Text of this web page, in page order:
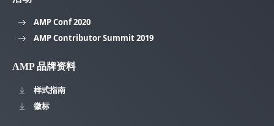
AMP Conf 2020
AMP Contributor Summit 2019
AMP 品牌资料
样式指南
徽标